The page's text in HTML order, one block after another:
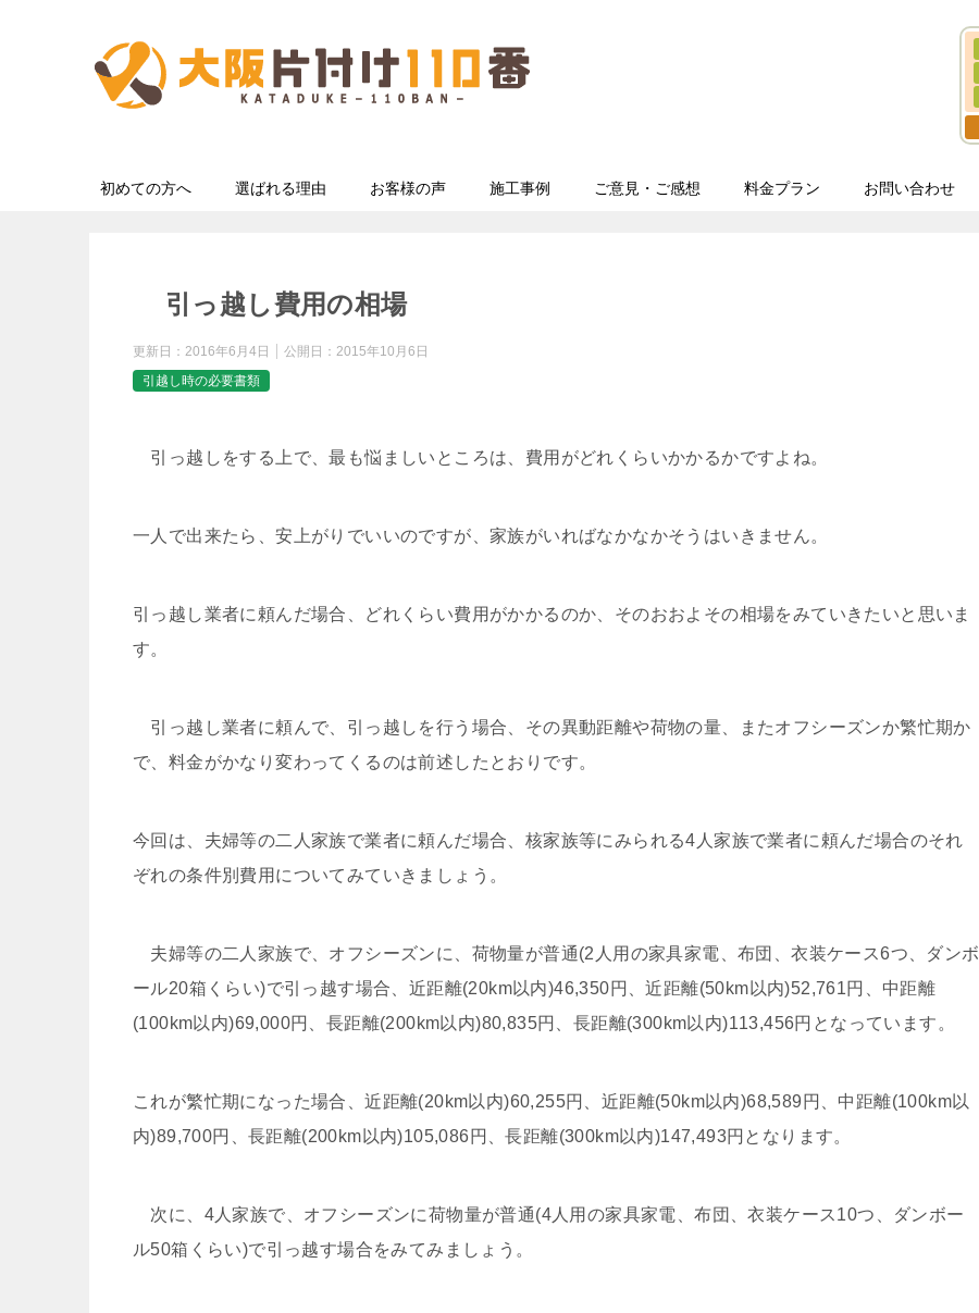
初めての方へ 選ばれる理由 お客様の声 施工事例 ご意見・ご感想 料金プラン お問い合わせ
引っ越し費用の相場
更新日： 2016年6月4日 公開日： 2015年10月6日
引越し時の必要書類
引っ越しをする上で、最も悩ましいところは、費用がどれくらいかかるかですよね。
一人で出来たら、安上がりでいいのですが、家族がいればなかなかそうはいきません。
引っ越し業者に頼んだ場合、どれくらい費用がかかるのか、そのおおよその相場をみていきたいと思いま
す。
引っ越し業者に頼んで、引っ越しを行う場合、その異動距離や荷物の量、またオフシーズンか繁忙期か
で、料金がかなり変わってくるのは前述したとおりです。
今回は、夫婦等の二人家族で業者に頼んだ場合、核家族等にみられる4人家族で業者に頼んだ場合のそれ
ぞれの条件別費用についてみていきましょう。
夫婦等の二人家族で、オフシーズンに、荷物量が普通(2人用の家具家電、布団、衣装ケース6つ、ダンボ
ール20箱くらい)で引っ越す場合、近距離(20km以内)46,350円、近距離(50km以内)52,761円、中距離
(100km以内)69,000円、長距離(200km以内)80,835円、長距離(300km以内)113,456円となっています。
これが繁忙期になった場合、近距離(20km以内)60,255円、近距離(50km以内)68,589円、中距離(100km以
内)89,700円、長距離(200km以内)105,086円、長距離(300km以内)147,493円となります。
次に、4人家族で、オフシーズンに荷物量が普通(4人用の家具家電、布団、衣装ケース10つ、ダンボー
ル50箱くらい)で引っ越す場合をみてみましょう。